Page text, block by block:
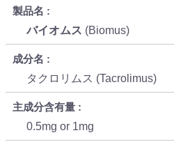
製品名
バイオムス (Biomus)
成分名
タクロリムス (Tacrolimus)
主成分含有量
0.5mg or 1mg